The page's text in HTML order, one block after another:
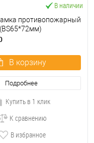
В наличии
противопожарный
В корзину
Подробнее
Купить в 1 клик
К сравнению
В избранное